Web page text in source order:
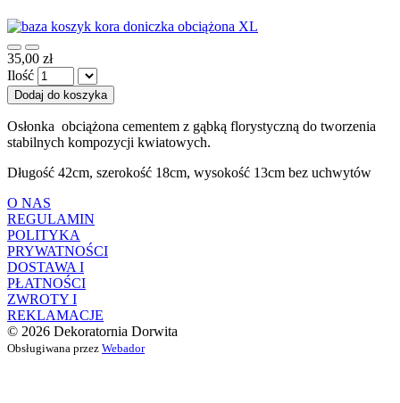
35,00 zł
Ilość
Dodaj do koszyka
Osłonka obciążona cementem z gąbką florystyczną do tworzenia
stabilnych kompozycji kwiatowych.
Długość 42cm, szerokość 18cm, wysokość 13cm bez uchwytów
O NAS
REGULAMIN
POLITYKA
PRYWATNOŚCI
DOSTAWA I
PŁATNOŚCI
ZWROTY I
REKLAMACJE
© 2026 Dekoratornia Dorwita
Obsługiwana przez Webador